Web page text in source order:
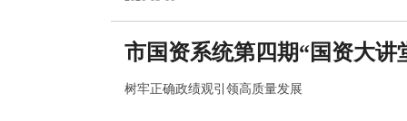
市国资系统第四期“国资大讲
树牢正确政绩观引领高质量发展